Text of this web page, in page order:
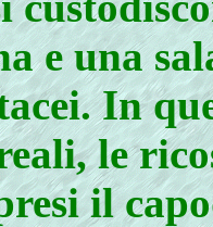
e una
In
le
il